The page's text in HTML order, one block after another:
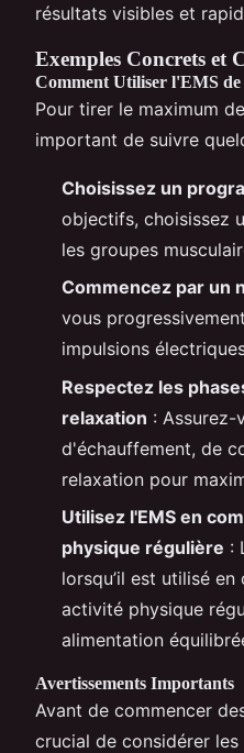
résultats visibles et
Exemples Concrets et
Comment Utiliser l'EMS
Pour tirer le maximum
important de suivre
Choisissez un
objectifs, choisissez
les groupes
Commencez par un
vous
impulsions
Respectez les
relaxation : Assurez-
d'échauffement, de
relaxation pour
Utilisez l'EMS en
physique régulière :
lorsqu’il est utilisé en
activité physique
alimentation
Avertissements Importants
Avant de commencer
crucial de considérer les